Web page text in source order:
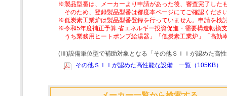
※製品型番は、メーカーより申請があった後、審査完了した
そのため、登録製品型番は都度本ページにてご確認くださ
※低炭素工業炉は製品型番登録を行っていません。申請を検
※令和5年度補正予算 省エネルギー投資促進・需要構造転換
うち業務用ヒートポンプ給湯器」「低炭素工業炉」「高
(Ⅲ)設備単位型で補助対象となる「その他ＳＩＩが認めた高
その他ＳＩＩが認めた高性能な設備 一覧（105KB）